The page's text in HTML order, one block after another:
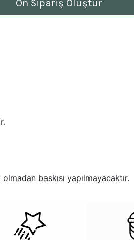
Ön Sipariş Oluştur
baskısı yapılmayacaktır.